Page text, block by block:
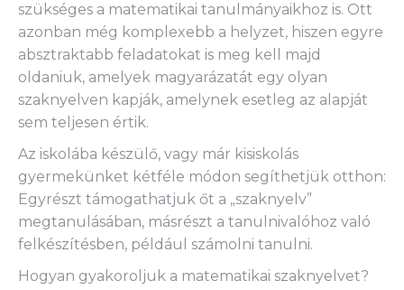
szükséges a matematikai tanulmányaikhoz is. Ott
azonban még komplexebb a helyzet, hiszen egyre
absztraktabb feladatokat is meg kell majd
oldaniuk, amelyek magyarázatát egy olyan
szaknyelven kapják, amelynek esetleg az alapját
sem teljesen értik.
Az iskolába készülő, vagy már kisiskolás
gyermekünket kétféle módon segíthetjük otthon:
Egyrészt támogathatjuk őt a „szaknyelv”
megtanulásában, másrészt a tanulnivalóhoz való
felkészítésben, például számolni tanulni.
Hogyan gyakoroljuk a matematikai szaknyelvet?